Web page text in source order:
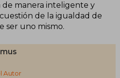
manera inteligente y
de la igualdad de
ser uno mismo.
Autor